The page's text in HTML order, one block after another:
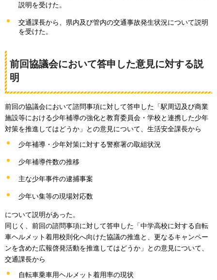
説明を受けた。
交通課長から、県内及び管内の交通事故発生状況について説明
を受けた。
前回協議会において答申した意見に対する説
明
前回の協議会において諮問事項に対して答申した「駅周辺及び商業
施設等における少年補導の強化と教育委員会・学校と連携した少年
対策を推進してはどうか」との意見について、生活安全課長から
少年補導・少年対策に対する警察署の取組状況
少年補導件数の推移
主な少年事件の逮捕事案
少年い集等の現場対応数
について説明があった。
同じく、前回の諮問事項に対して答申した「中学高校に対する自転
車ヘルメット着用校則化へ向けた協議の推進と、更なるキャンペー
ンを含めた広報啓発活動を推進してはどうか」との意見について、
交通課長から
自転車乗車用ヘルメット着用率の現状